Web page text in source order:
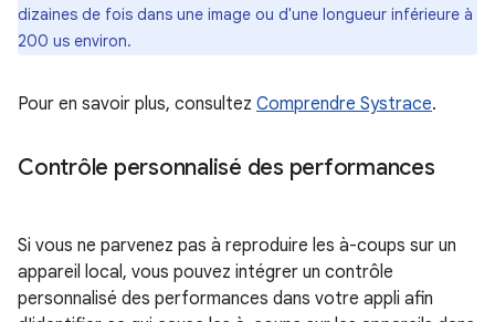
dizaines de fois dans une image ou d'une longueur inférieure à
200 us environ.
Pour en savoir plus, consultez Comprendre Systrace.
Contrôle personnalisé des performances
Si vous ne parvenez pas à reproduire les à-coups sur un
appareil local, vous pouvez intégrer un contrôle
personnalisé des performances dans votre appli afin